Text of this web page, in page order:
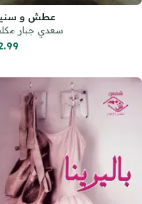
عطش و
سعدي جبار